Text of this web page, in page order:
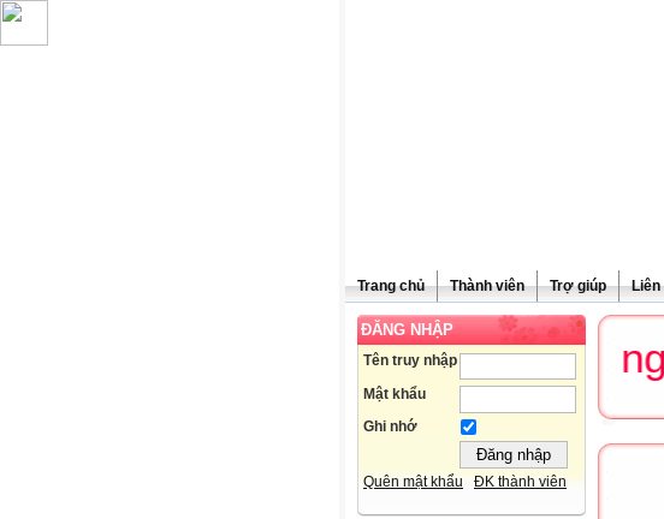
Trang chủ Thành viên Trợ giúp Liên
ĐĂNG NHẬP
Tên truy nhập
Mật khẩu
Ghi nhớ
Quên mật khẩu ĐK thành viên
Chúc mừng